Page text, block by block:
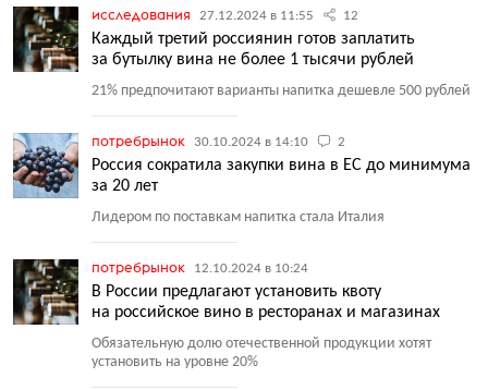
исследования 27.12.2024 в 11:55 12
Каждый третий россиянин готов заплатить
за бутылку вина не более 1 тысячи рублей
21% предпочитают варианты напитка дешевле 500 рублей
потребрынок 30.10.2024 в 14:10 2
Россия сократила закупки вина в ЕС до минимума
за 20 лет
Лидером по поставкам напитка стала Италия
потребрынок 12.10.2024 в 10:24
В России предлагают установить квоту
на российское вино в ресторанах и магазинах
Обязательную долю отечественной продукции хотят
установить на уровне 20%